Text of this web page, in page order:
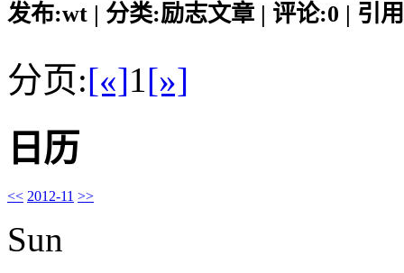
发布:wt | 分类:励志文章 | 评论:0 | 引
分页:[«]1[»]
日历
<< 2012-11 >>
Sun